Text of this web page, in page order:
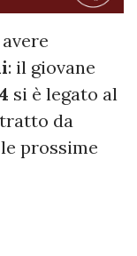
: il giovane
si è legato al
da
prossime